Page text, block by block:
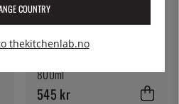
HARIO
800ml
545 kr
COUNTRY
thekitchenlab.no